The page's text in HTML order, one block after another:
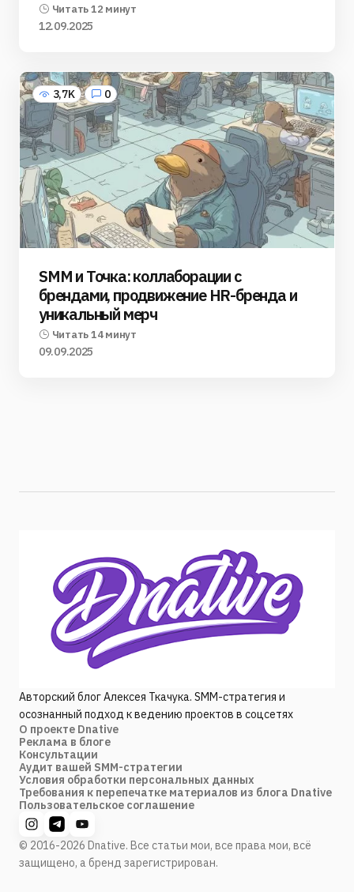
Читать 12 минут
12.09.2025
3,7K 0
SMM и Точка: коллаборации с
брендами, продвижение HR-бренда и
уникальный мерч
Читать 14 минут
09.09.2025
Авторский блог Алексея Ткачука. SMM-стратегия и
осознанный подход к ведению проектов в соцсетях
О проекте Dnative
Реклама в блоге
Консультации
Аудит вашей SMM-стратегии
Условия обработки персональных данных
Требования к перепечатке материалов из блога Dnative
Пользовательское соглашение
© 2016-2026 Dnative. Все статьи мои, все права мои, всё
защищено, а бренд зарегистрирован.